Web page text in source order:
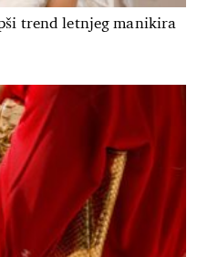
trend letnjeg manikira